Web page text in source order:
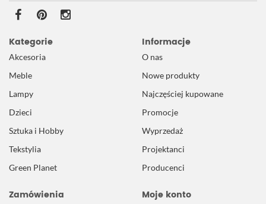
Kategorie
Akcesoria
Meble
Lampy
Dzieci
Sztuka i Hobby
Tekstylia
Green Planet
Informacje
O nas
Nowe produkty
Najczęściej kupowane
Promocje
Wyprzedaż
Projektanci
Producenci
Zamówienia Moje konto